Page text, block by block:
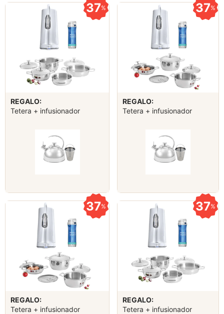
37%
REGALO:
Tetera + infusionador
37%
REGALO:
Tetera + infusionador
37%
REGALO:
Tetera + infusionador
37%
REGALO:
Tetera + infusionador